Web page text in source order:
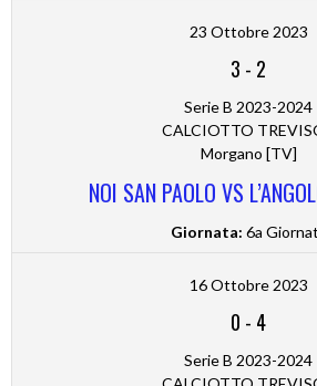
23 Ottobre 2023
3 - 2
Serie B 2023-2024
CALCIOTTO
Morgano [TV]
NOI SAN PAOLO VS
Giornata: 6a
16 Ottobre 2023
0 - 4
Serie B 2023-2024